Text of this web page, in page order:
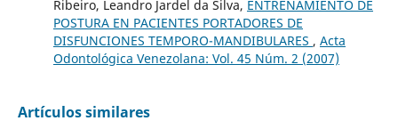
Ribeiro, Leandro Jardel da Silva, ENTRENAMIENTO DE
POSTURA EN PACIENTES PORTADORES DE
DISFUNCIONES TEMPORO-MANDIBULARES , Acta
Odontológica Venezolana: Vol. 45 Núm. 2 (2007)
Artículos similares